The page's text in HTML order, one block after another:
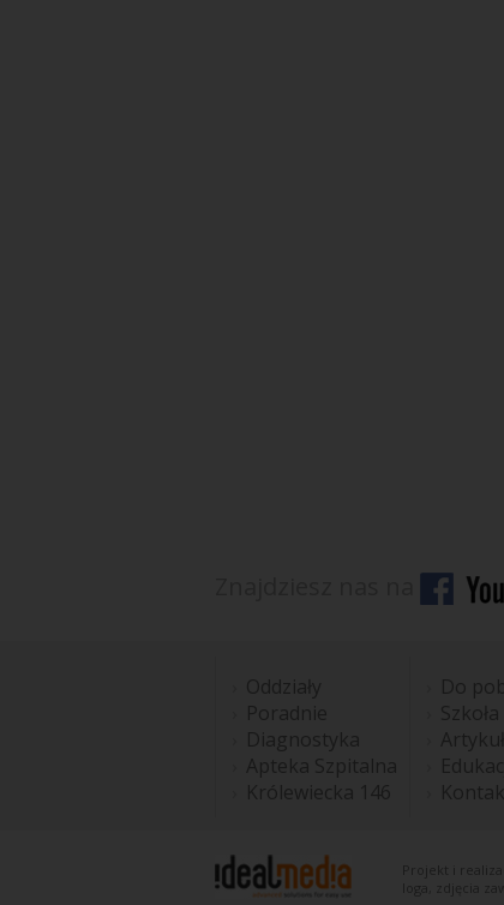
Oddziały
Poradnie
Diagnostyka
Apteka Szpitalna
Królewiecka 146
Do
Projekt i
loga, zdjęcia